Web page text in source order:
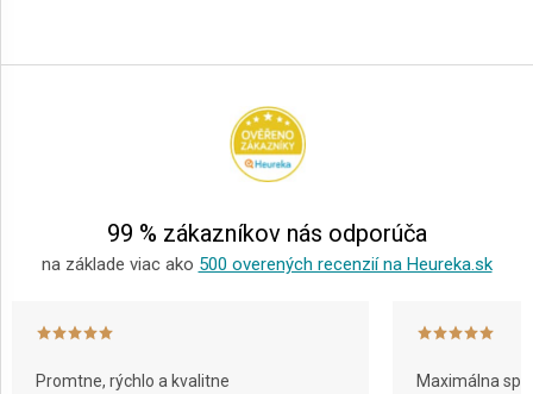
á
99 % zákazníkov nás odporúča
na základe viac ako 500 overených recenzií na Heureka.sk
Promtne, rýchlo a kvalitne
Maximálna